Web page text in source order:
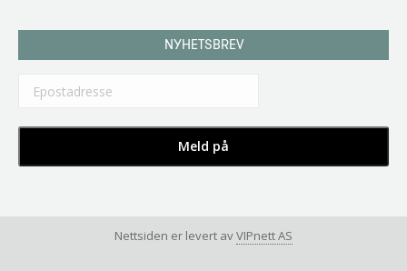
NYHETSBREV
Nettsiden er levert avVIPnett AS